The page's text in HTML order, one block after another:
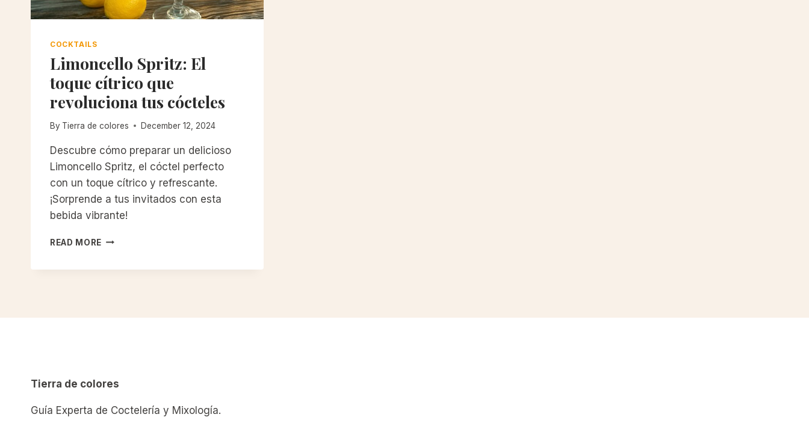
COCKTAILS
Limoncello Spritz: El
toque cítrico que
revoluciona tus cócteles
By Tierra de colores December 12, 2024
Descubre cómo preparar un delicioso
Limoncello Spritz, el cóctel perfecto
con un toque cítrico y refrescante.
¡Sorprende a tus invitados con esta
bebida vibrante!
READ MORE LIMONCELLO
Tierra de colores
Guía Experta de Coctelería y Mixología.